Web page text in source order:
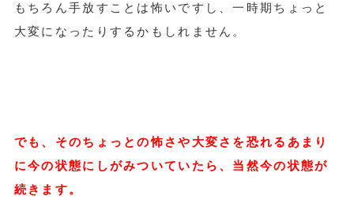
もちろん手放すことは怖いですし、一時期ちょっと
大変になったりするかもしれません。
でも、そのちょっとの怖さや大変さを恐れるあまり
に今の状態にしがみついていたら、当然今の状態が
続きます。